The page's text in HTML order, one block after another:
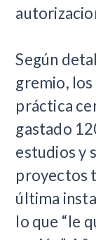
Según
gremio,
práctica
gastado
estudios y
proyectos
última
lo que “le